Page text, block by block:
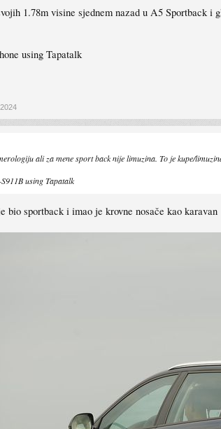
1.78m visine sjednem nazad u A5 Sportback
using Tapatalk
ali za mene sport back nije limuzina. To je kupe/
using Tapatalk
bio sportback i imao je krovne nosače kao karavan